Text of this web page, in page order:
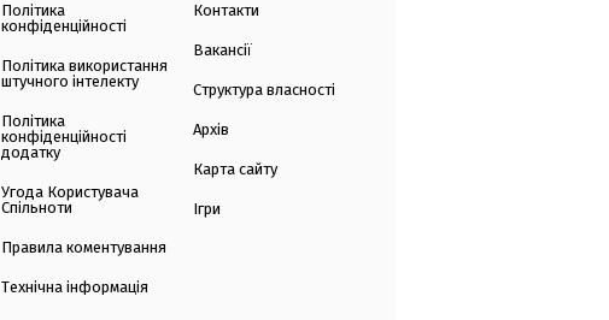
Політика
конфіденційності
Політика використання
штучного інтелекту
Політика
конфіденційності
додатку
Угода Користувача
Спільноти
Правила коментування
Технічна інформація
Контакти
Вакансії
Структура власності
Архів
Карта сайту
Ігри